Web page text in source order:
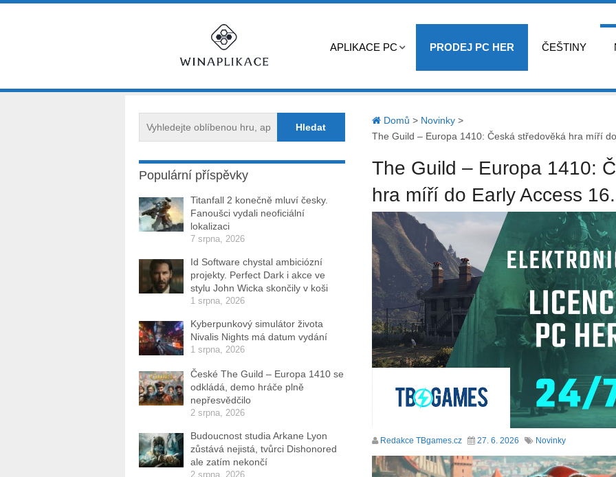
APLIKACE PC PRODEJ PC HER ČEŠTINY
Domů > Novinky>
The Guild – Europa 1410: Česká středověká hra míří
The Guild – Europa 1410:
hra míří do Early Access
Redakce TBgames.cz 27. 6. 2026 Novinky
Populární příspěvky
Titanfall 2 konečně mluví česky.
Fanoušci vydali neoficiální
lokalizaci
7 srpna, 2026
Id Software chystal ambiciózní
projekty. Perfect Dark i akce ve
stylu John Wicka skončily v koši
1 srpna, 2026
Kyberpunkový simulátor života
Nivalis Nights má datum vydání
1 srpna, 2026
České The Guild – Europa 1410 se
odkládá, demo hráče plně
nepřesvědčilo
2 srpna, 2026
Budoucnost studia Arkane Lyon
zůstává nejistá, tvůrci Dishonored
ale zatím nekončí
2 srpna, 2026